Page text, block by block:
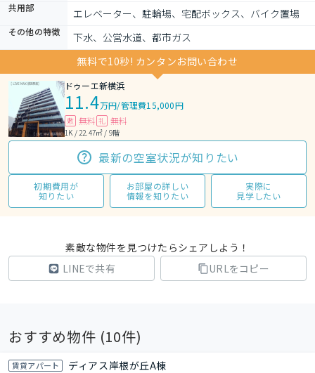
共用部 エレベーター、駐輪場、宅配ボックス、バイク置場
その他の特徴
下水、公営水道、都市ガス
無料で10秒! カンタンお問い合わせ
ドゥーエ新横浜
11.4万円/管理費15,000円
敷 無料 礼 無料
1K / 22.47㎡ / 9階
最新の空室状況が知りたい
初期費用が
知りたい
お部屋の詳しい
情報を知りたい
実際に
見学したい
素敵な物件を見つけたらシェアしよう！
LINEで共有
URLをコピー
おすすめ物件 (10件)
賃貸アパート ディアス岸根が丘A棟